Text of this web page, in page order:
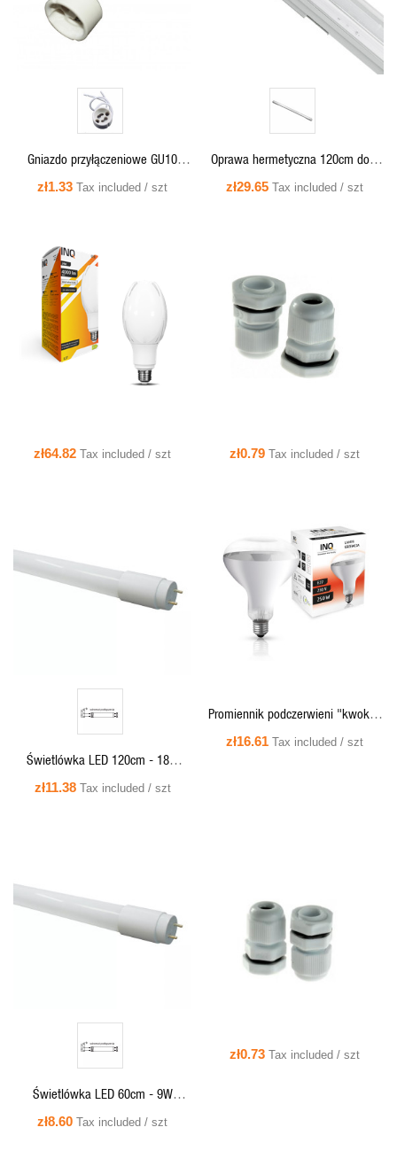
Gniazdo przyłączeniowe GU10
ceramiczne, z kablem
zł1.33 Tax included / szt
Oprawa hermetyczna 120cm do 2
tub LED 120 cm T8 G13, IP65,
zł29.65 Tax included / szt
QUICK VIEW
zł64.82 Tax included / szt
QUICK VIEW
zł0.79 Tax included / szt
QUICK VIEW
Świetlówka LED 120cm - 18W
2520lm 4000K (neutralny-biały)
zł11.38 Tax included / szt
QUICK VIEW
Promiennik podczerwieni "kwoka"
250W E27 R125 clear - PR04 INQ
zł16.61 Tax included / szt
QUICK VIEW
Świetlówka LED 60cm - 9W
1260lm 4000K (neutralny-biały)
zł8.60 Tax included / szt
QUICK VIEW
zł0.73 Tax included / szt